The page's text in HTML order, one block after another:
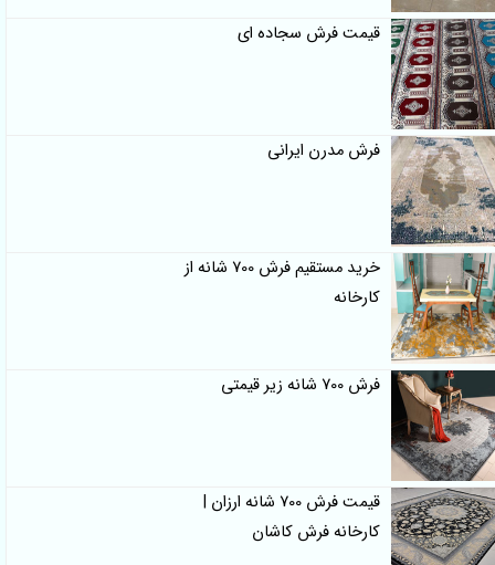
قیمت فرش سجاده ای
فرش مدرن ایرانی
خرید مستقیم فرش 700 شانه از
کارخانه
فرش 700 شانه زیر قیمتی
قیمت فرش 700 شانه ارزان |
کارخانه فرش کاشان